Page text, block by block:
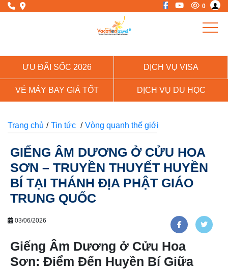
0
ƯU ĐÃI SỐC 2026 DỊCH VỤ VISA
VÉ MÁY BAY GIÁ TỐT DỊCH VỤ DU HỌC
Trang chủ / Tin tức / Vòng quanh thế giới
GIẾNG ÂM DƯƠNG Ở CỬU HOA
SƠN – TRUYỀN THUYẾT HUYỀN
BÍ TẠI THÁNH ĐỊA PHẬT GIÁO
TRUNG QUỐC
03/06/2026
Giếng Âm Dương ở Cửu Hoa
Sơn: Điểm Đến Huyền Bí Giữa